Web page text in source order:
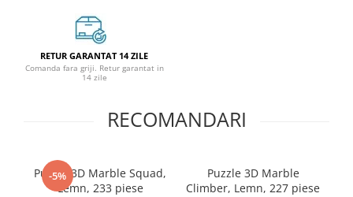
RETUR GARANTAT 14 ZILE
Comanda fara griji. Retur garantat in
14 zile
RECOMANDARI
-5%
Puzzle 3D Marble Squad,
Lemn, 233 piese
Puzzle 3D Marble
Climber, Lemn, 227 piese